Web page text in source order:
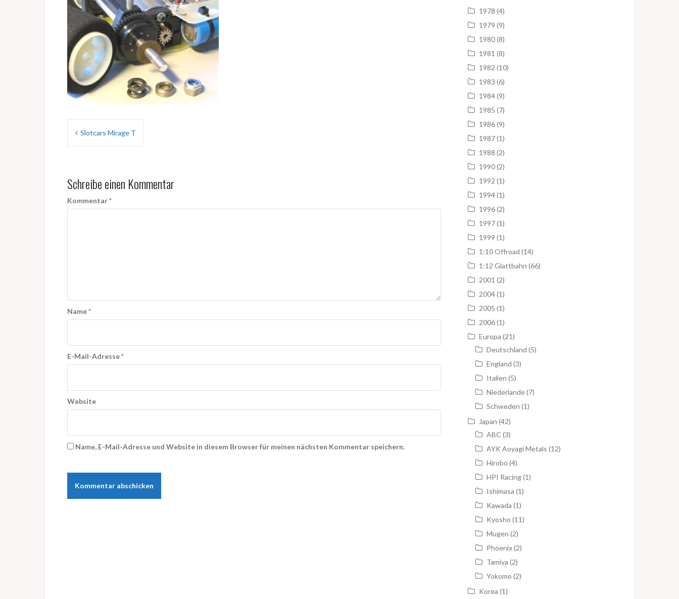
Beitragsnavigation
Slotcars Mirage T
Schreibe einen Kommentar
Kommentar*
Name*
E-Mail-Adresse*
Website
Name, E-Mail-Adresse und Website in diesem Browser für meinen nächsten Kommentar speichern.
1978 (4)
1979 (9)
1980(8)
1981 (8)
1982 (10)
1983 (6)
1984(9)
1985 (7)
1986(9)
1987(1)
1988 (2)
1990(2)
1992 (1)
1994(1)
1996(2)
1997(1)
1999 (1)
1:10 Offroad (14)
1:12 Glattbahn (66)
2001 (2)
2004(1)
2005 (1)
2006(1)
Europa (21)
Deutschland (5)
England (3)
Italien (5)
Niederlande(7)
Schweden (1)
Japan (42)
ABC (3)
AYK Aoyagi Metals (12)
Hirobo (4)
HPI Racing(1)
Ishimasa (1)
Kawada (1)
Kyosho (11)
Mugen (2)
Phoenix(2)
Tamiya (2)
Yokomo (2)
Korea (1)